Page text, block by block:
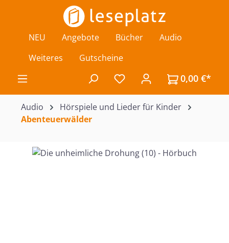
Zum Hauptinhalt springen
NEU Angebote Bücher
Audio
Weiteres
Gutscheine
Du hast 0 Produkte auf
0,00 €*
Audio
Hörspiele und Lieder für Kinder
Abenteuerwälder
Bildergalerie überspringen